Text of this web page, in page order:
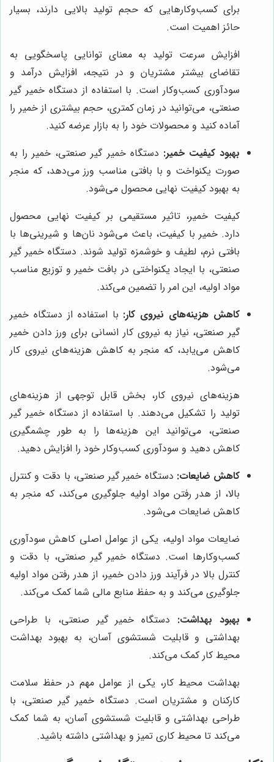
برای کسب‌وکارهایی که حجم تولید بالایی دارند، بسیار
حائز اهمیت است.
افزایش سرعت تولید به معنای توانایی پاسخگویی به
تقاضای بیشتر مشتریان و در نتیجه، افزایش درآمد و
سودآوری کسب‌وکار است. با استفاده از دستگاه خمیر گیر
صنعتی، می‌توانید در زمان کمتری، حجم بیشتری از خمیر را
آماده کنید و محصولات خود را به بازار عرضه کنید.
بهبود کیفیت خمیر: دستگاه خمیر گیر صنعتی، خمیر را به
صورت یکنواخت و با بافتی مناسب ورز می‌دهد، که منجر
به بهبود کیفیت نهایی محصول می‌شود.
کیفیت خمیر، تاثیر مستقیمی بر کیفیت نهایی محصول
دارد. خمیر با کیفیت، باعث می‌شود نان‌ها و شیرینی‌ها با
بافتی نرم، لطیف و خوشمزه تولید شوند. دستگاه خمیر گیر
صنعتی، با ایجاد یکنواختی در بافت خمیر و توزیع مناسب
مواد اولیه، این امر را تضمین می‌کند.
کاهش هزینه‌های نیروی کار: با استفاده از دستگاه خمیر
گیر صنعتی، نیاز به نیروی کار انسانی برای ورز دادن خمیر
کاهش می‌یابد، که منجر به کاهش هزینه‌های نیروی کار
می‌شود.
هزینه‌های نیروی کار، بخش قابل توجهی از هزینه‌های
تولید را تشکیل می‌دهند. با استفاده از دستگاه خمیر گیر
صنعتی، می‌توانید این هزینه‌ها را به طور چشمگیری
کاهش دهید و سودآوری کسب‌وکار خود را افزایش دهید.
کاهش ضایعات: دستگاه خمیر گیر صنعتی، با دقت و کنترل
بالا، از هدر رفتن مواد اولیه جلوگیری می‌کند، که منجر به
کاهش ضایعات می‌شود.
ضایعات مواد اولیه، یکی از عوامل اصلی کاهش سودآوری
کسب‌وکارها است. دستگاه خمیر گیر صنعتی، با دقت و
کنترل بالا در فرآیند ورز دادن خمیر، از هدر رفتن مواد اولیه
جلوگیری می‌کند و به حفظ منابع مالی شما کمک می‌کند.
بهبود بهداشت: دستگاه خمیر گیر صنعتی، با طراحی
بهداشتی و قابلیت شستشوی آسان، به بهبود بهداشت
محیط کار کمک می‌کند.
بهداشت محیط کار، یکی از عوامل مهم در حفظ سلامت
کارکنان و مشتریان است. دستگاه خمیر گیر صنعتی، با
طراحی بهداشتی و قابلیت شستشوی آسان، به شما کمک
می‌کند تا محیط کاری تمیز و بهداشتی داشته باشید.